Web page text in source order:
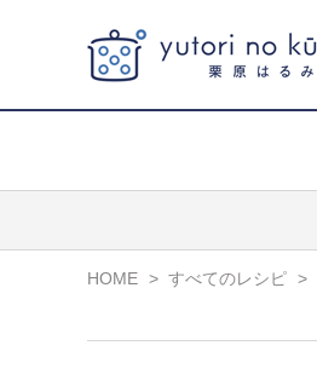
HOME > すべてのレシピ >